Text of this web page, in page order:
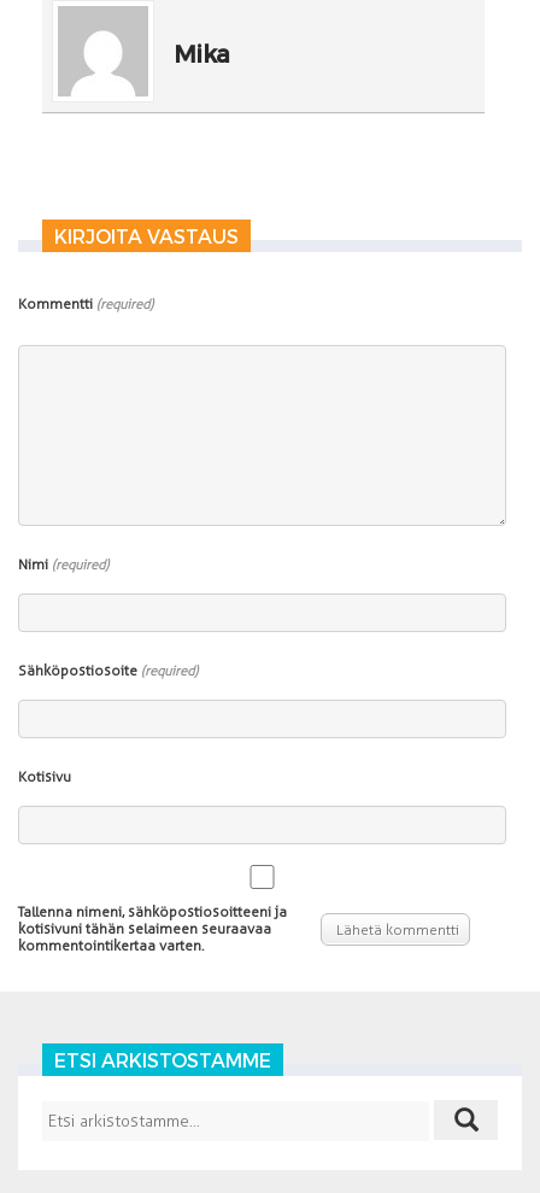
Mika
KIRJOITA VASTAUS
Kommentti (required)
Nimi (required)
Sähköpostiosoite (required)
Kotisivu
Tallenna nimeni, sähköpostiosoitteeni ja
kotisivuni tähän selaimeen seuraavaa
kommentointikertaa varten.
ETSI ARKISTOSTAMME